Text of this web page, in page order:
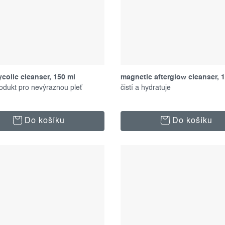
cleanser, 150 ml
pro nevýraznou pleť
Do košíku
magnetic afterglow cleanser,
čistí a hydratuje
Do košíku